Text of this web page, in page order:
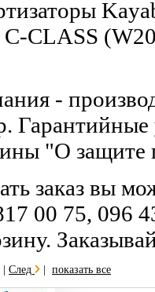
CLASS
-
Гарантийные
"О защите
заказ вы
00 75, 096
След показать все